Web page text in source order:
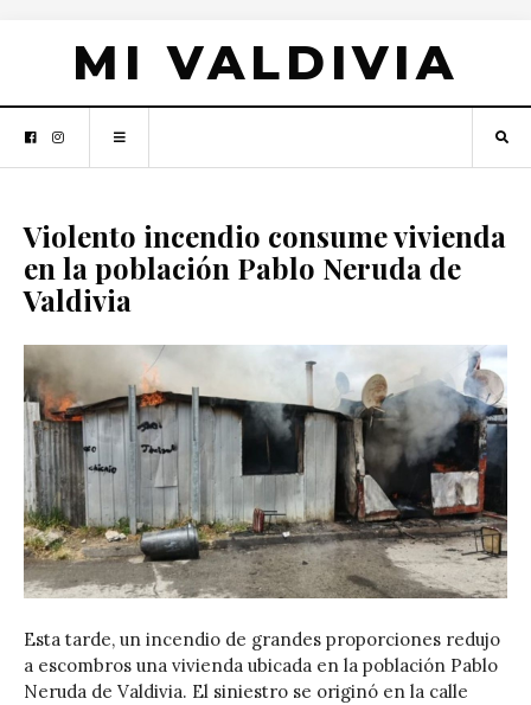
MI VALDIVIA
Violento incendio consume vivienda
en la población Pablo Neruda de
Valdivia
Esta tarde, un incendio de grandes proporciones redujo
a escombros una vivienda ubicada en la población Pablo
Neruda de Valdivia. El siniestro se originó en la calle